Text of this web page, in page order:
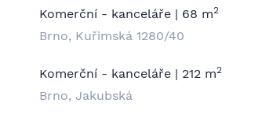
Komerční - kanceláře | 68 m2
Brno, Kuřimská 1280/40
Komerční - kanceláře | 212 m2
Brno, Jakubská